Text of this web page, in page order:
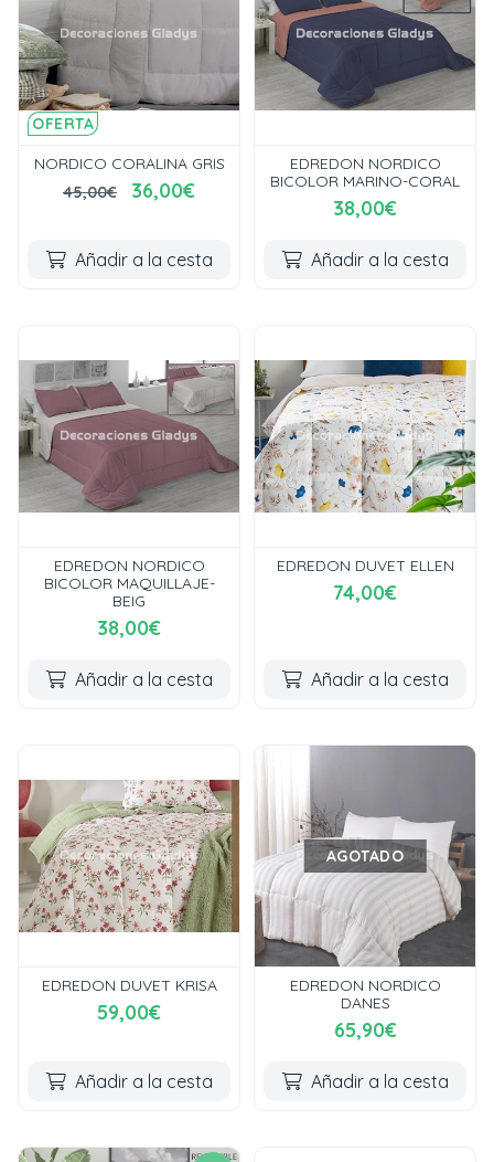
OFERTA
NORDICO CORALINA GRIS
45,00€
36,00€
Añadir a la cesta
EDREDON NORDICO
BICOLOR MARINO-CORAL
38,00€
Añadir a la cesta
EDREDON NORDICO
BICOLOR MAQUILLAJE-
BEIG
38,00€
Añadir a la cesta
EDREDON DUVET ELLEN
74,00€
Añadir a la cesta
EDREDON DUVET KRISA
59,00€
Añadir a la cesta
AGOTADO
EDREDON NORDICO
DANES
65,90€
Añadir a la cesta